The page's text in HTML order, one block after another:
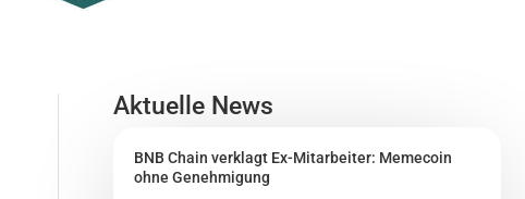
Aktuelle News
BNB Chain verklagt Ex-Mitarbeiter: Memecoin
ohne Genehmigung